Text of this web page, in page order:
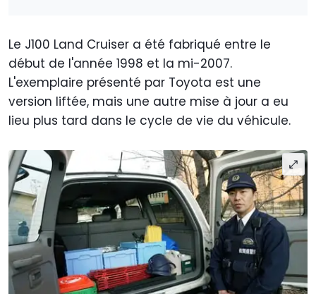
Le J100 Land Cruiser a été fabriqué entre le
début de l'année 1998 et la mi-2007.
L'exemplaire présenté par Toyota est une
version liftée, mais une autre mise à jour a eu
lieu plus tard dans le cycle de vie du véhicule.